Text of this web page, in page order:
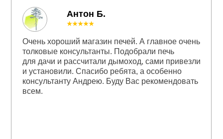
Антон Б.
★★★★★
Очень хороший магазин печей. А главное очень
толковые консультанты. Подобрали печь
для дачи и рассчитали дымоход, сами привезли
и установили. Спасибо ребята, а особенно
консультанту Андрею. Буду Вас рекомендовать
всем.